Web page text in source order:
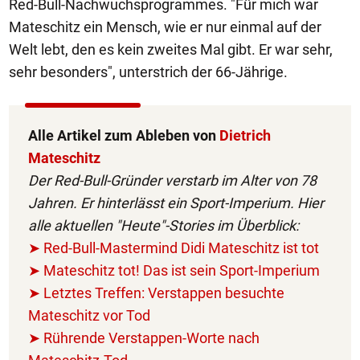
Red-Bull-Nachwuchsprogrammes. "Für mich war
Mateschitz ein Mensch, wie er nur einmal auf der
Welt lebt, den es kein zweites Mal gibt. Er war sehr,
sehr besonders", unterstrich der 66-Jährige.
Alle Artikel zum Ableben von Dietrich
Mateschitz
Der Red-Bull-Gründer verstarb im Alter von 78
Jahren. Er hinterlässt ein Sport-Imperium. Hier
alle aktuellen "Heute"-Stories im Überblick:
➤ Red-Bull-Mastermind Didi Mateschitz ist tot
➤ Mateschitz tot! Das ist sein Sport-Imperium
➤ Letztes Treffen: Verstappen besuchte
Mateschitz vor Tod
➤ Rührende Verstappen-Worte nach